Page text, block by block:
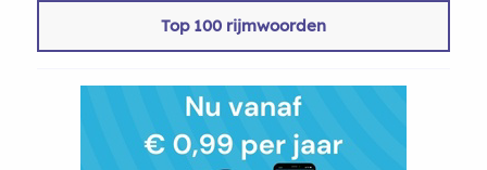
Top 100 rijmwoorden